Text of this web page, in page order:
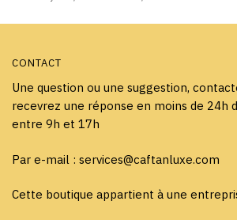
CONTACT
Une question ou une suggestion,
recevrez une réponse en moins de 24h
entre 9h et 17h
Par e-mail : services@caftanluxe.com
Cette boutique appartient à une